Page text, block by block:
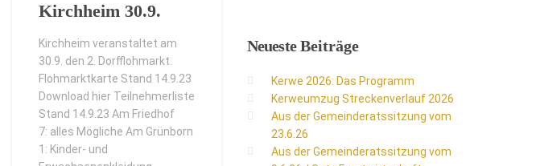
Kirchheim 30.9.
Kirchheim veranstaltet am
30.9. den 2. Dorfflohmarkt.
Flohmarktkarte Stand 14.9.23
Download hier Teilnehmerliste
Stand 14.9.23 Am Friedhof
7: alles Mögliche Am Grünborn
1: Kinder- und
NeuesteBeiträge
Kerwe 2026: Das Programm
Kerweumzug Streckenverlauf 2026
Aus der Gemeinderatssitzung vom
23.6.26
Aus der Gemeinderatssitzung vom